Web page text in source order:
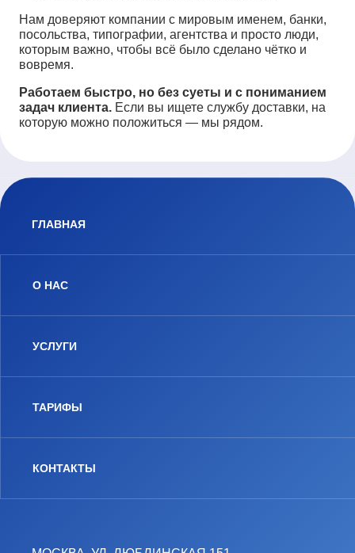
Нам доверяют компании с мировым именем, банки,
посольства, типографии, агентства и просто люди,
которым важно, чтобы всё было сделано чётко и
вовремя.
Работаем быстро, но без суеты и с пониманием
задач клиента. Если вы ищете службу доставки, на
которую можно положиться — мы рядом.
ГЛАВНАЯ
О НАС
УСЛУГИ
ТАРИФЫ
КОНТАКТЫ